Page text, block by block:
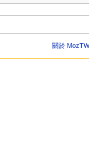
關於